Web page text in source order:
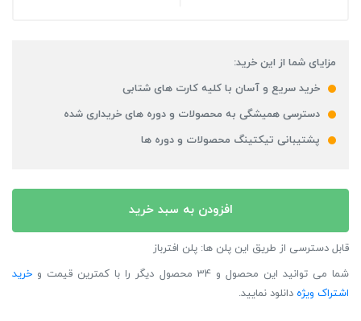
مزایای شما از این خرید:
خرید سریع و آسان با کلیه کارت های شتابی
دسترسی همیشگی به محصولات و دوره های خریداری شده
پشتیبانی تیکتینگ محصولات و دوره ها
افزودن به سبد خرید
قابل دسترسی از طریق این پلن ها: پلن افترباز
شما می توانید این محصول و 34 محصول دیگر را با کمترین قیمت و
خرید
اشتراک ویژه دانلود نمایید.